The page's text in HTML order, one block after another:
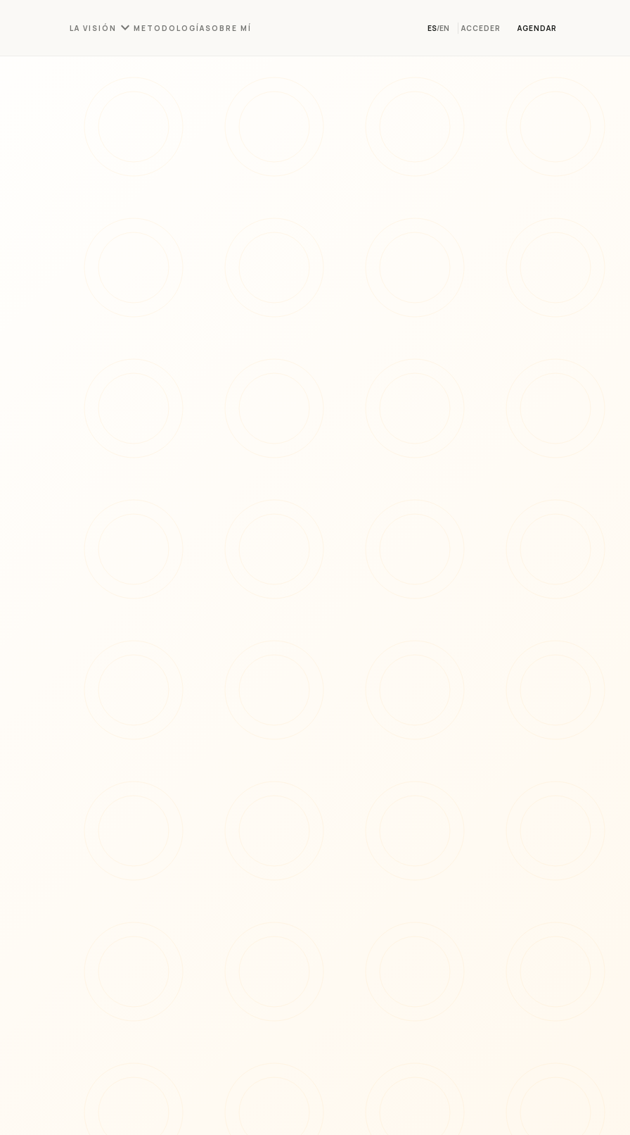
LA VISIÓN expand_more METODOLOGÍA SOBRE MÍ ES/EN ACCEDER AGENDAR